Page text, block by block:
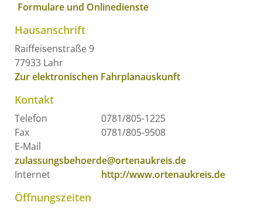
Formulare und Onlinedienste
Hausanschrift
Raiffeisenstraße 9
77933 Lahr
Zur elektronischen Fahrplanauskunft
Kontakt
Telefon
0781/805-1225
Fax
0781/805-9508
E-Mail
zulassungsbehoerde@ortenaukreis.de
Internet
http://www.ortenaukreis.de
Öffnungszeiten